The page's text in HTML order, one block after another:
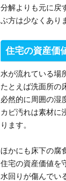
分解よりも元に戻
ぶ方は少なくあり
住宅の資産価
水が流れている場
たとえば洗面所の
必然的に周囲の湿
カビ汚れは素材に
ります。
ほかにも床下の腐
住宅の資産価値を
水回りが傷んでい